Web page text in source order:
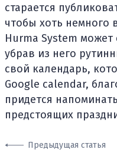
старается
чтобы хоть немного
Hurma System
убрав из него
свой календарь,
Google calendar,
придется
предстоящих
Предыдущая статья